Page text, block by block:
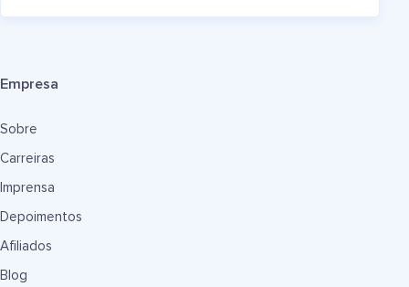
Empresa
Sobre
Carreiras
Imprensa
Depoimentos
Afiliados
Blog